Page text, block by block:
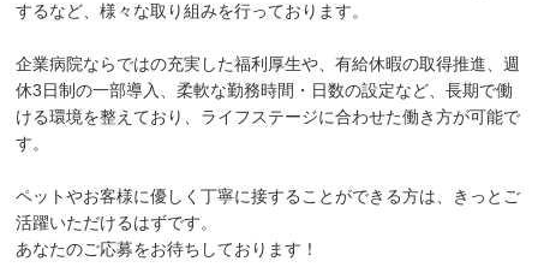
するなど、様々な取り組みを行っております。
企業病院ならではの充実した福利厚生や、有給休暇の取得推進、週
休3日制の一部導入、柔軟な勤務時間・日数の設定など、長期で働
ける環境を整えており、ライフステージに合わせた働き方が可能で
す。
ペットやお客様に優しく丁寧に接することができる方は、きっとご
活躍いただけるはずです。
あなたのご応募をお待ちしております！